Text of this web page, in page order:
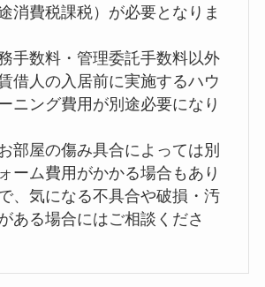
消費税課税）が必要となりま
手数料・管理委託手数料以外
借人の入居前に実施するハウ
ニング費用が別途必要になり
部屋の傷み具合によっては別
ーム費用がかかる場合もあり
、気になる不具合や破損・汚
ある場合にはご相談くださ